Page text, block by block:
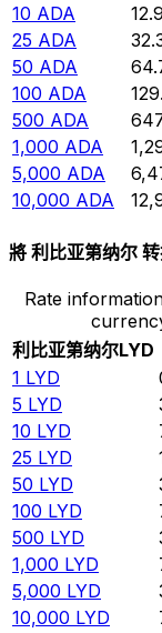
10 ADA
25 ADA
50 ADA
100 ADA
500 ADA
1,000 ADA
5,000 ADA
10,000 ADA
將 利比亚第纳尔
Rate
利比亚第纳尔LYD
1 LYD
5 LYD
10 LYD
25 LYD
50 LYD
100 LYD
500 LYD
1,000 LYD
5,000 LYD
10,000 LYD